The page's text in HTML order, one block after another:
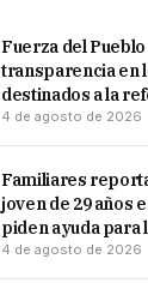
Fuerza del
transparencia en
destinados a la
4 de agosto de 2026
Familiares
joven de 29 años
piden ayuda para
4 de agosto de 2026